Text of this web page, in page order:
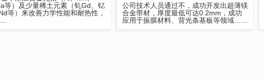
等）及少量稀土元素（钆Gd、钇
等）来改善力学性能和耐热性，
公司技术人员通过不，成功开发出超薄镁
合金带材，厚度最低可达0.2mm，成功
应用于振膜材料、背光条基板等领域……